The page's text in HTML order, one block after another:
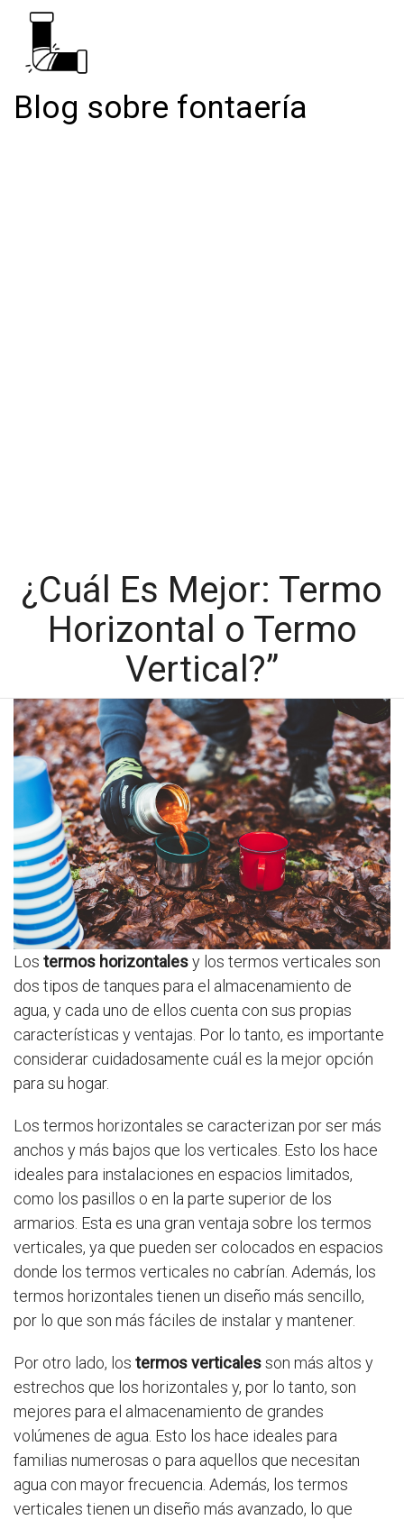
Blog sobre fontaería
¿Cuál Es Mejor: Termo
Horizontal o Termo
Vertical?”
Los termos horizontalesy los termos verticales son
dos tipos de tanques para el almacenamiento de
agua, y cada uno de ellos cuenta con sus propias
características y ventajas. Por lo tanto, es importante
considerar cuidadosamente cuál es la mejor opción
para su hogar.
Los termos horizontales se caracterizan por ser más
anchos y más bajos que los verticales. Esto los hace
ideales para instalaciones en espacios limitados,
como los pasillos o en la parte superior de los
armarios. Esta es una gran ventaja sobre los termos
verticales, ya que pueden ser colocados en espacios
donde los termos verticales no cabrían. Además, los
termos horizontales tienen un diseño más sencillo,
por lo que son más fáciles de instalar y mantener.
Por otro lado, los termos verticalesson más altos y
estrechos que los horizontales y, por lo tanto, son
mejores para el almacenamiento de grandes
volúmenes de agua. Esto los hace ideales para
familias numerosas o para aquellos que necesitan
agua con mayor frecuencia. Además, los termos
verticales tienen un diseño más avanzado, lo que